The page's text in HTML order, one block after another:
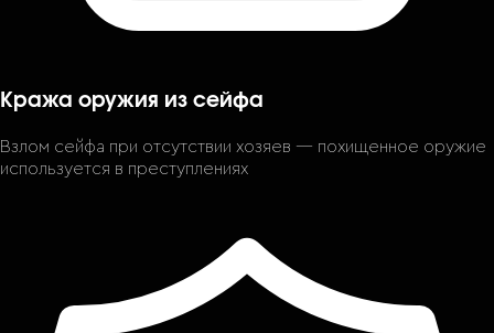
Кража оружия из сейфа
Взлом сейфа при отсутствии хозяев — похищенное оружие
используется в преступлениях